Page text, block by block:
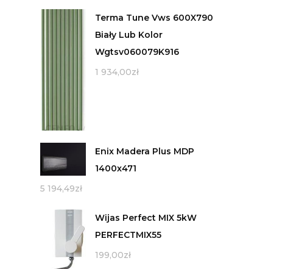
Terma Tune Vws 600X790
Biały Lub Kolor
Wgtsv060079K916
1 934,00zł
Enix Madera Plus MDP
1400x471
5 194,49zł
Wijas Perfect MIX 5kW
PERFECTMIX55
199,00zł